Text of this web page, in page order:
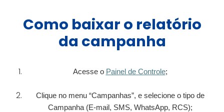
Como baixar o relatório
da campanha
Acesse o Painel de Controle;
Clique no menu “Campanhas”, e selecione o tipo de
Campanha (E-mail, SMS, WhatsApp, RCS);